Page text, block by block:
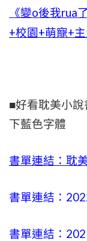
《變o後我rua
+校園+萌寵+
■好看耽美小
下藍色字體
書單連結：耽
書單連結：
書單連結：